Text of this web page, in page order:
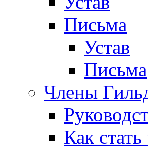
Письма
Устав
Письма
Члены
Как